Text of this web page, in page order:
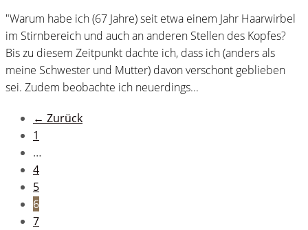
"Warum habe ich (67 Jahre) seit etwa einem Jahr Haarwirbel
im Stirnbereich und auch an anderen Stellen des Kopfes?
Bis zu diesem Zeitpunkt dachte ich, dass ich (anders als
meine Schwester und Mutter) davon verschont geblieben
sei. Zudem beobachte ich neuerdings...
← Zurück
1
…
4
5
6
7